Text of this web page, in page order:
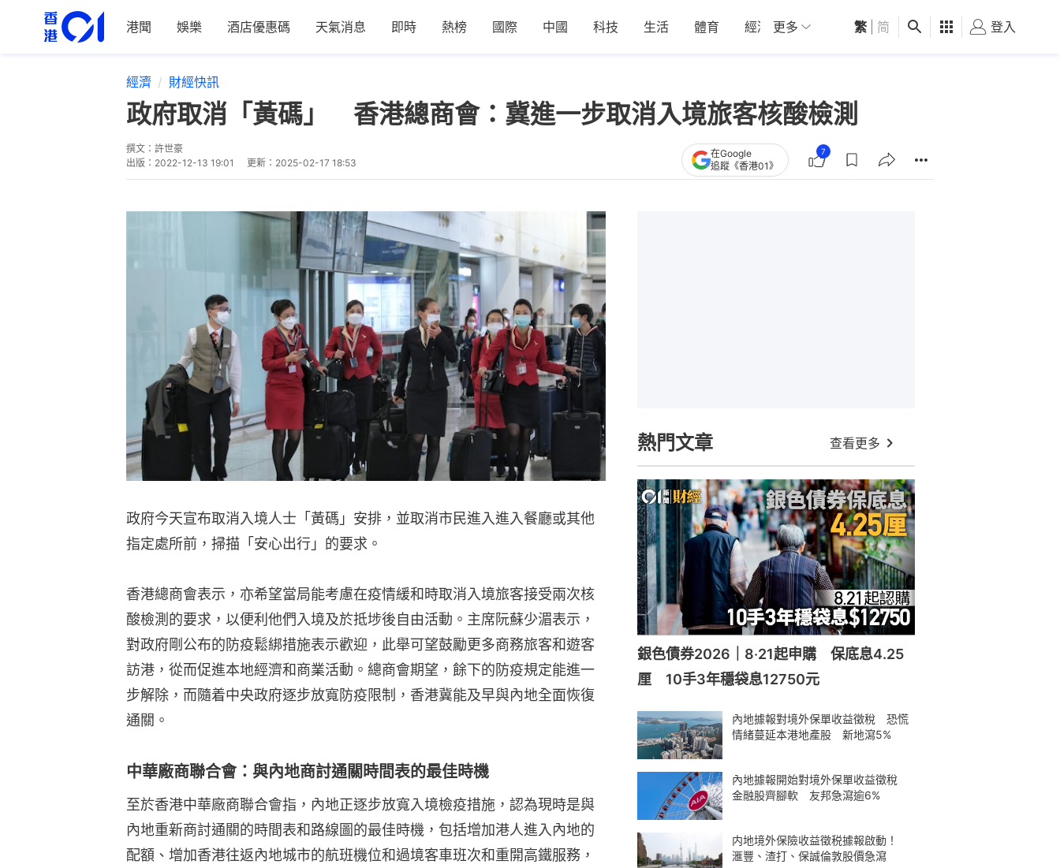
港聞 娛樂 酒店優惠碼 天氣消息 即時 熱榜 國際 中國 科技 生活 體育 經濟 01深圳 觀點 健康 好食玩飛
更多 繁 简 登入
經濟 財經快訊
政府取消「黃碼」 香港總商會：冀進一步取消入境旅客核酸檢測
撰文： 許世豪
出版： 2022-12-13 19:01 更新： 2025-02-17 18:53
在Google
追蹤《香港01》
7
政府今天宣布取消入境人士「黃碼」安排，並取消市民進入進入餐廳或其他
指定處所前，掃描「安心出行」的要求。
香港總商會表示，亦希望當局能考慮在疫情緩和時取消入境旅客接受兩次核
酸檢測的要求，以便利他們入境及於抵埗後自由活動。主席阮蘇少湄表示，
對政府剛公布的防疫鬆綁措施表示歡迎，此舉可望鼓勵更多商務旅客和遊客
訪港，從而促進本地經濟和商業活動。總商會期望，餘下的防疫規定能進一
步解除，而隨着中央政府逐步放寬防疫限制，香港冀能及早與內地全面恢復
通關。
中華廠商聯合會：與內地商討通關時間表的最佳時機
至於香港中華廠商聯合會指，內地正逐步放寬入境檢疫措施，認為現時是與
內地重新商討通關的時間表和路線圖的最佳時機，包括增加港人進入內地的
配額、增加香港往返內地城市的航班機位和過境客車班次和重開高鐵服務，
熱門文章 查看更多
銀色債券2026｜8‧21起申購 保底息4.25
厘 10手3年穩袋息12750元
內地據報對境外保單收益徵稅 恐慌
情緒蔓延本港地產股 新地瀉5%
內地據報開始對境外保單收益徵稅
金融股齊腳軟 友邦急瀉逾6%
内地境外保險收益徵税據報啟動！
滙豐、渣打、保誠倫敦股價急瀉